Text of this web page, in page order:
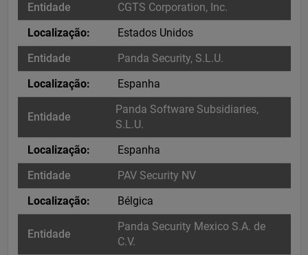
CGTS Corporation, Inc.
Estados Unidos
Panda Security, S.L.U.
Espanha
Panda Software Subsidiaries,
S.L.U.
Espanha
PAV Security NV
Bélgica
Panda Security Mexico S.A. de
C.V.